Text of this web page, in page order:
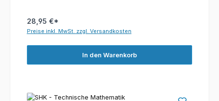
28,95 €*
Preise inkl. MwSt. zzgl. Versandkosten
In den Warenkorb